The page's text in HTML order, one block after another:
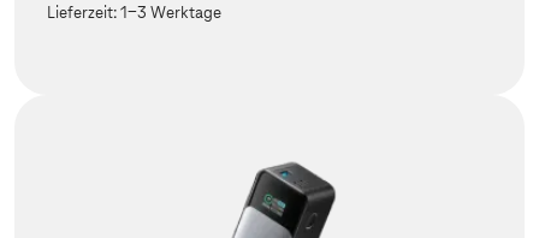
Lieferzeit:1-3 Werktage